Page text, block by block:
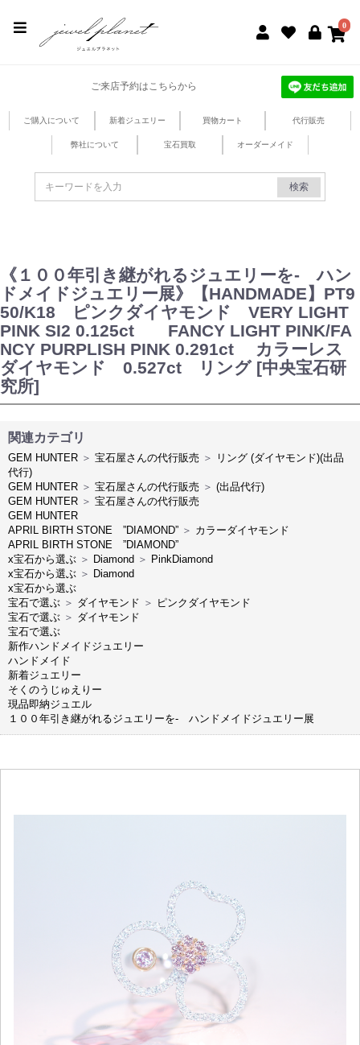
0
ご来店予約はこちらから
ご購入について 新着ジュエリー 買物カート 代行販売
弊社について 宝石買取 オーダーメイド
検索
《１００年引き継がれるジュエリーを- ハン
ドメイドジュエリー展》【HANDMADE】PT9
50/K18 ピンクダイヤモンド VERY LIGHT
PINK SI2 0.125ct FANCY LIGHT PINK/FA
NCY PURPLISH PINK 0.291ct カラーレス
ダイヤモンド 0.527ct リング [中央宝石研
究所]
関連カテゴリ
GEM HUNTER ＞ 宝石屋さんの代行販売 ＞
リング (ダイヤモンド)(出品
代行)
GEM HUNTER ＞ 宝石屋さんの代行販売 ＞ (出品代行)
GEM HUNTER ＞ 宝石屋さんの代行販売
GEM HUNTER
APRIL BIRTH STONE ”DIAMOND” ＞ カラーダイヤモンド
APRIL BIRTH STONE ”DIAMOND”
x宝石から選ぶ ＞ Diamond ＞ PinkDiamond
x宝石から選ぶ ＞ Diamond
x宝石から選ぶ
宝石で選ぶ ＞ ダイヤモンド ＞ ピンクダイヤモンド
宝石で選ぶ ＞ ダイヤモンド
宝石で選ぶ
新作ハンドメイドジュエリー
ハンドメイド
新着ジュエリー
そくのうじゅえりー
現品即納ジュエル
１００年引き継がれるジュエリーを- ハンドメイドジュエリー展